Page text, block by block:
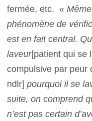
fermée, etc. «
phénomène de
est en fait central.
laveur[patient qui se
compulsive par peur
ndlr]pourquoi il se
suite, on comprend
n’est pas certain